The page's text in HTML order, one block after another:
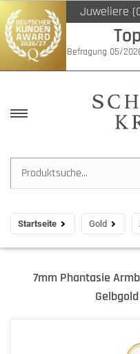
Juweliere
Befragung 05/
Startseite Gold
7mm Phantasie